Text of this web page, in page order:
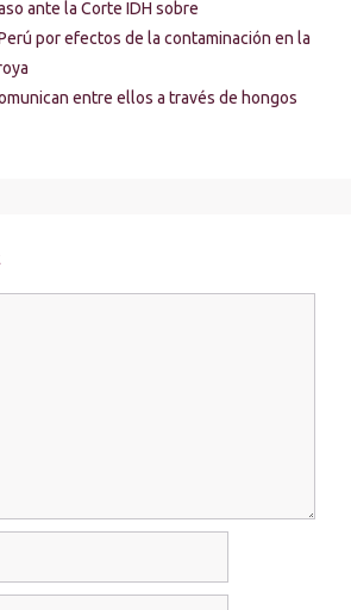
ante la Corte IDH sobre
por efectos de la contaminación en la
entre ellos a través de hongos